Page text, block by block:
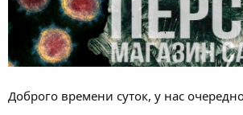
Доброго времени суток, у нас